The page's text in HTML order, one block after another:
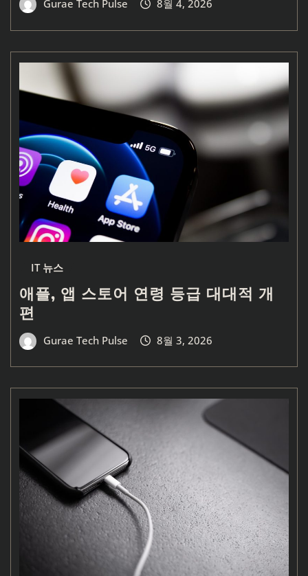
Gurae Tech Pulse 8월 4, 2026
IT 뉴스
애플, 앱 스토어 연령 등급 대대적 개
편
Gurae Tech Pulse 8월 3, 2026